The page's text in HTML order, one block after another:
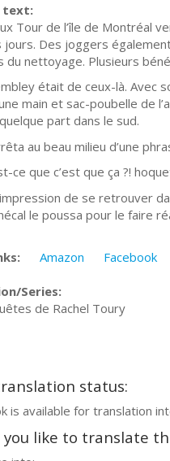
text:
Tour de l’île de Montréal
jours. Des joggers
du nettoyage. Plusieurs
était de ceux-là. Avec
main et sac-poubelle de
part dans le sud.
au beau milieu d’une
ce que c’est que ça ?!
de se retrouver
le poussa pour le faire
Amazon Facebook
Series:
de Rachel Toury
status:
is available for translation
you like to translate